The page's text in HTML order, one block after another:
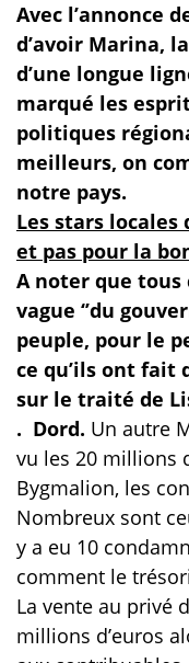
Avec l’annonce
d’avoir Marina,
d’une longue
marqué les
politiques
meilleurs, on
notre pays.
Les stars
et pas pour la
A noter que
vague ‘’du
peuple, pour le
ce qu’ils ont fait
sur le traité de
. Dord. Un autre
vu les 20 millions
Bygmalion, les
Nombreux sont
y a eu 10
comment le
La vente au privé
millions d’euros